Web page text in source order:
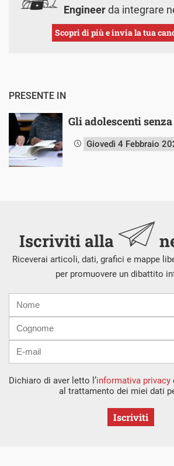
Engineerda integrare
Scopri di più e invia la tua
PRESENTE IN
Gli adolescenti
Giovedì 4 Febbraio
Iscriviti alla
Riceverai articoli, dati, grafici e mappe
per promuovere un dibattito
mail
Dichiaro di aver letto l’informativa privacy
al trattamento dei miei dati
Iscriviti